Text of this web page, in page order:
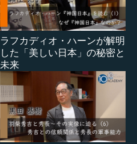
ラフカディオ・ハーンが解明
した「美しい日本」の秘密と
未来